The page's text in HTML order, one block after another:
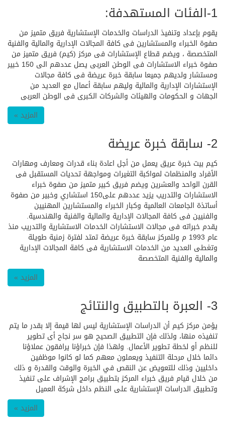
1-الفئات المستهدفة:
يقوم بإعداد وتنفيذ الدراسات والخدمات الإستشارية فريق متميز من
صفوة الخبراء والمستشارين فى كافة المجالات الإدارية والمالية والفنية
المتخصصة ، ويضم قطاع الإستشارات فى مركز (كيم) فريق متميز من
صفوة خبراء الاستشارات فى الوطن العربى يصل عددهم الى 150 خبير
ومستشار ولديهم جميعا سابقة خبرة عريضة فى كافة مجالات
الإستشارات الإدارية والمالية وليهم سابقة أعمال مع العديد من
الجهات و الحكومات والهيئات والشركات الكبرى فى الوطن العربى
المزيد »
2- سابقة خبرة عريضة
كيم بيت خبرة عريق يعمل من أجل اعادة بناء قدرات ومعارف ومهارات
الأفراد والمنظمات لمواكبة التغيرات ومواجهة تحديات المستقبل فى
القرن الواحد والعشرين ويضم فريق كبير متميز من صفوة خبراء
الاستشارات والتدريب يزيد عددهم على150 استشاري وخبير من صفوة
أساتذة الجامعات العالمية وكبار الخبراء والمستشارين المهنيين
والفنيين فى كافة المجالات الإدارية والمالية والفنية والهندسية.
يقدم خبراته فى مجالات الاستشارات الخدمات الاستشارية والتدريب منذ
عام 1993 م وللمركز سابقة خبرة عريضة تمتد لفترة زمنية طويلة
وتغطى العديد من الخدمات الاستشارية فى كافة المجالات الإدارية
والمالية والفنية المتخصصة
المزيد »
3- العبرة بالتطبيق والنتائج
يؤمن مركز كيم أن الدراسات الإستشارية ليس لها قيمة إلا بقدر ما يتم
تنفيذه منها، ولذلك فإن التطبيق الصحيح هو سر نجاح أى تطوير
للنظم أو لخطة تطوير الأعمال. ولهذا فإن خبراؤنا يرافقون عملاؤنا
دائما خلال مرحلة التنفيذ ويعملون معهم كما لو كانوا موظفين
داخليين وذلك للتعويض عن النقص في الخبرة والوقت والقدرة و ذلك
من خلال قيام فريق خبراء المركز بتطبيق برامج الإشراف على تنفيذ
وتطبيق الدراسات الإستشارية على النظم داخل شركة العميل
المزيد »